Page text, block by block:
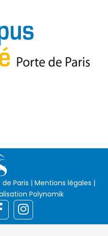
Paris | Mentions légales |
Polynomik